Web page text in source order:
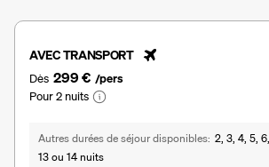
AVEC TRANSPORT
Dès 299 € /pers
Pour 2 nuits
Autres durées de séjour disponibles 2, 3, 4, 5,
13 ou 14 nuits